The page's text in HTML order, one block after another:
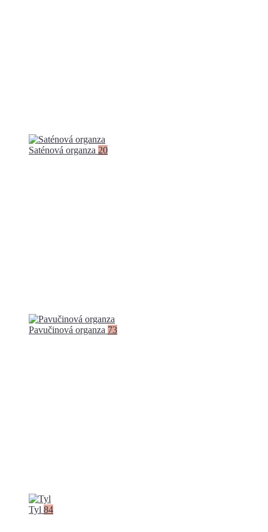
Saténová organza 20
Pavučinová organza 73
Tyl 84